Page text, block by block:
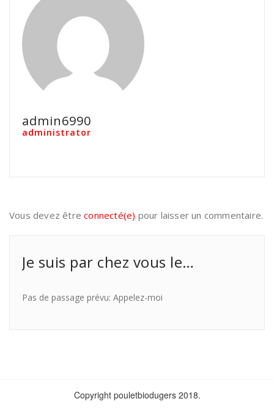
admin6990
administrator
Vous devez êtreconnecté(e) pour laisser un commentaire.
Je suis par chez vous le…
Pas de passage prévu: Appelez-moi
Copyright pouletbiodugers 2018.